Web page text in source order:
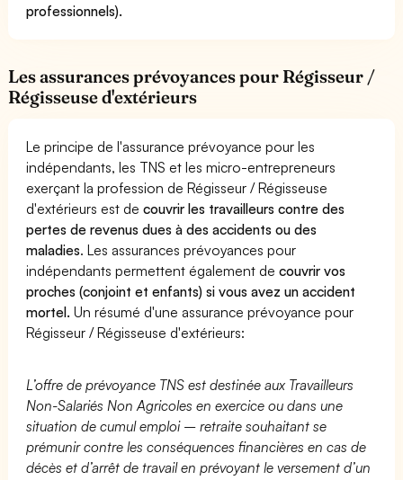
professionnels).
Les assurances prévoyances pour Régisseur /
Régisseuse d'extérieurs
Le principe de l'assurance prévoyance pour les
indépendants, les TNS et les micro-entrepreneurs
exerçant la profession de Régisseur / Régisseuse
d'extérieurs est decouvrir les travailleurs contre des
pertes de revenus dues à des accidents ou des
maladies. Les assurances prévoyances pour
indépendants permettent également decouvrir vos
proches (conjoint et enfants) si vous avez un accident
mortel. Un résumé d'une assurance prévoyance pour
Régisseur / Régisseuse d'extérieurs:
L’offre de prévoyance TNS est destinée aux Travailleurs
Non-Salariés Non Agricoles en exercice ou dans une
situation de cumul emploi – retraite souhaitant se
prémunir contre les conséquences financières en cas de
décès et d’arrêt de travail en prévoyant le versement d’un